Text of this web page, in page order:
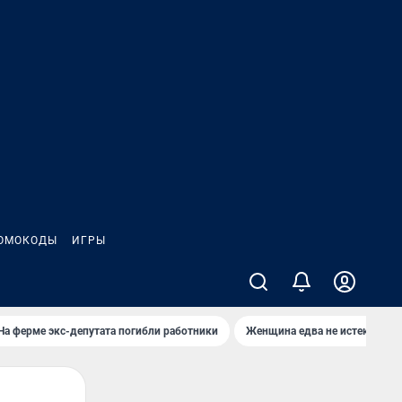
ИГРЫ
ферме экс-депутата погибли работники Женщина едва не истекла